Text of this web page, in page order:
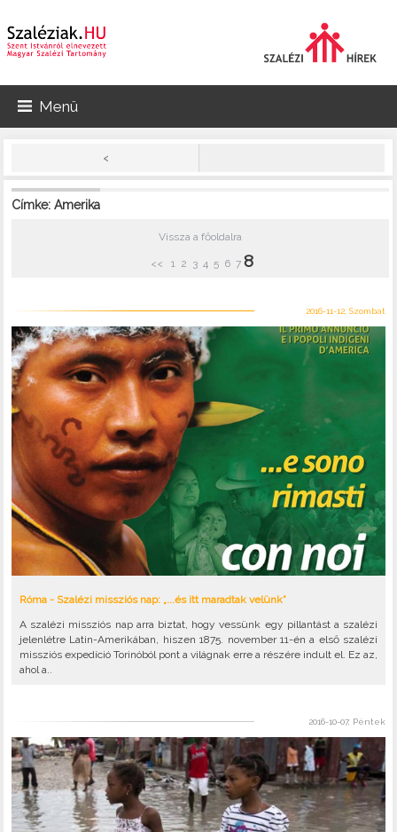
Menü
<
Címke: Amerika
Vissza a főoldalra
<< 1 2 3 4 5 6 7 8
2016-11-12, Szombat
Róma - Szalézi missziós nap: „...és itt maradtak velünk”
A szalézi missziós nap arra biztat, hogy vessünk egy pillantást a szalézi
jelenlétre Latin-Amerikában, hiszen 1875. november 11-én a első szalézi
missziós expedíció Torinóból pont a világnak erre a részére indult el. Ez az,
ahol a..
2016-10-07, Péntek